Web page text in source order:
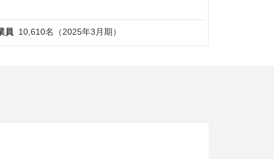
員 10,610名（2025年3月期）